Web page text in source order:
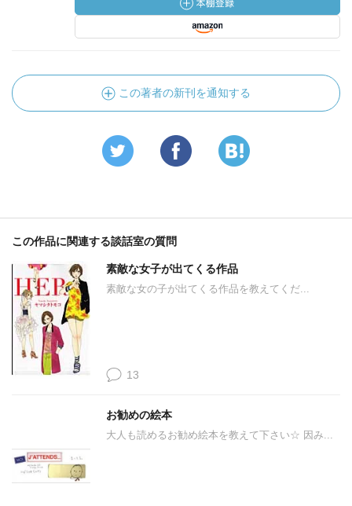
この著者の新刊を通知する
この作品に関連する談話室の質問
素敵な女子が出てくる作品
素敵な女の子が出てくる作品を教えてくだ...
13
お勧めの絵本
大人も読めるお勧め絵本を教えて下さい☆ 因み...